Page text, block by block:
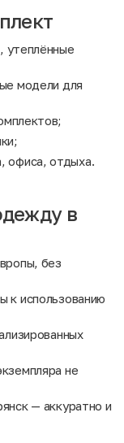
утеплённые
модели для
офиса, отдыха.
в
без
к использованию
не
— аккуратно и